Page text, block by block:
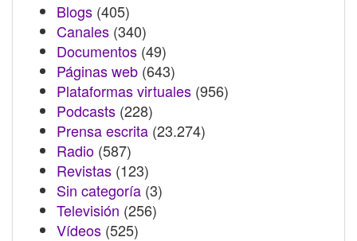
Blogs (405)
Canales (340)
Documentos (49)
Páginas web (643)
Plataformas virtuales (956)
Podcasts (228)
Prensa escrita (23.274)
Radio (587)
Revistas (123)
Sin categoría (3)
Televisión (256)
Vídeos (525)